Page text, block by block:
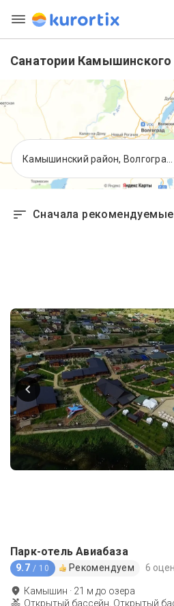
Санатории Камышинского
Сначала рекомендуемые
Парк-отель Авиабаза
9.7 / 10 Рекомендуем 6
Камышин · 21 м до озера
Открытый бассейн, Открытый